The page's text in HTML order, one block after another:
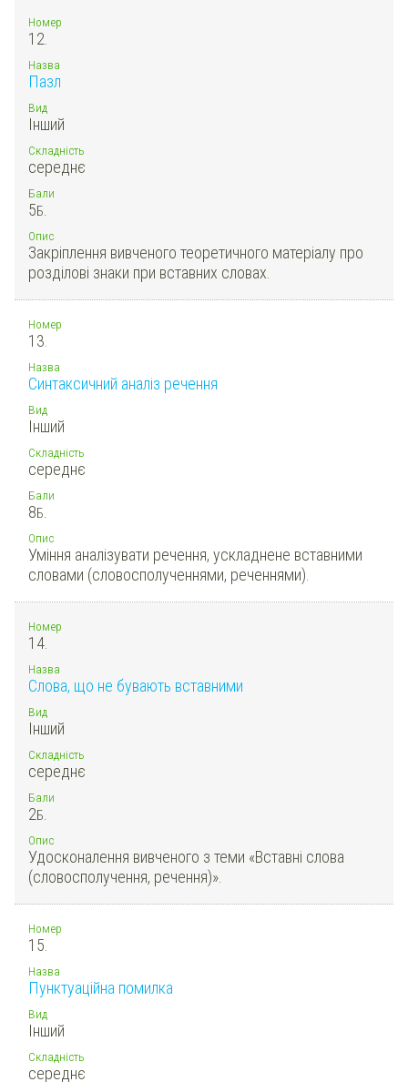
Номер
12.
Назва
Пазл
Вид
Інший
Складність
середнє
Бали
5Б.
Опис
Закріплення вивченого теоретичного матеріалу про
розділові знаки при вставних словах.
Номер
13.
Назва
Синтаксичний аналіз речення
Вид
Інший
Складність
середнє
Бали
8Б.
Опис
Уміння аналізувати речення, ускладнене вставними
словами (словосполученнями, реченнями).
Номер
14.
Назва
Слова, що не бувають вставними
Вид
Інший
Складність
середнє
Бали
2Б.
Опис
Удосконалення вивченого з теми «Вставні слова
(словосполучення, речення)».
Номер
15.
Назва
Пунктуаційна помилка
Вид
Інший
Складність
середнє